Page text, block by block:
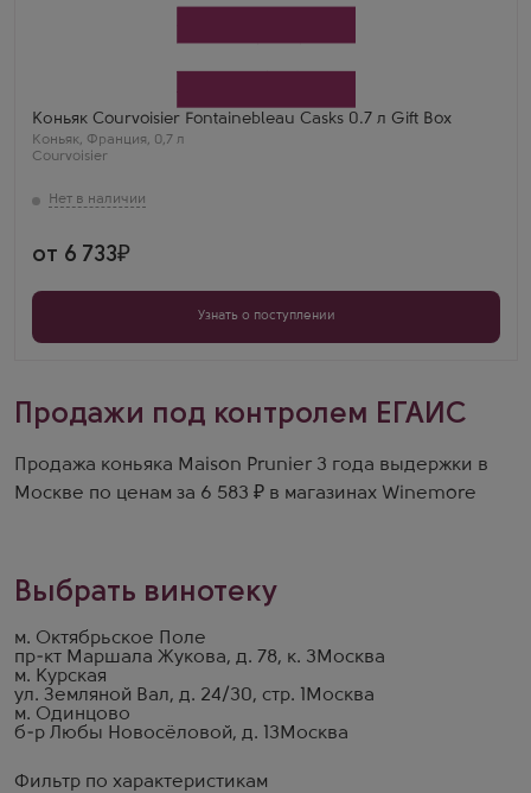
Фильтр по характеристикам
Коньяк Courvoisier Fontainebleau Casks 0.7 л Gift Box
Коньяк, Франция, 0,7 л
Courvoisier
от 6 733
Узнать о поступлении
Продажи под контролем ЕГАИС
Продажа коньяка Maison Prunier 3 года выдержки в
Москве по ценам за 6 583 ₽ в магазинах Winemore
Выбрать винотеку
м. Октябрьское Поле
пр-кт Маршала Жукова, д. 78, к. 3 Москва
м. Курская
ул. Земляной Вал, д. 24/30, стр. 1
Москва
м. Одинцово
б-р Любы Новосёловой, д. 13 Москва